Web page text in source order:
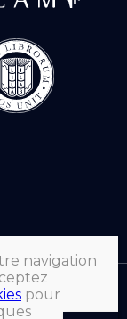
TOUS DROITS
SEVENET
navigation
pour